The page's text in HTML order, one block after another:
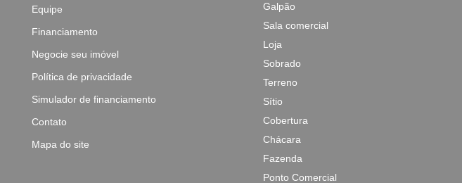
Equipe
Financiamento
Negocie seu imóvel
Política de privacidade
Simulador de financiamento
Contato
Mapa do site
Galpão
Sala comercial
Loja
Sobrado
Terreno
Sítio
Cobertura
Chácara
Fazenda
Ponto Comercial